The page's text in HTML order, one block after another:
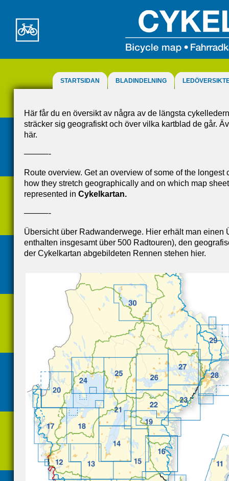
STARTSIDAN BLADINDELNING
Här får du en översikt av några av de längsta
sträcker sig geografiskt och över vilka kartblad de går.
här.
———-
Route overview. Get an overview of some of the
how they stretch geographically and on which map
represented in Cykelkartan.
———-
Übersicht über Radwanderwege. Hier erhält man
enthalten insgesamt über 500 Radtouren), den
der Cykelkartan abgebildeten Rennen stehen hier.